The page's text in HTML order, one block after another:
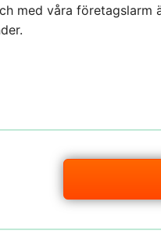
med våra företagslarm